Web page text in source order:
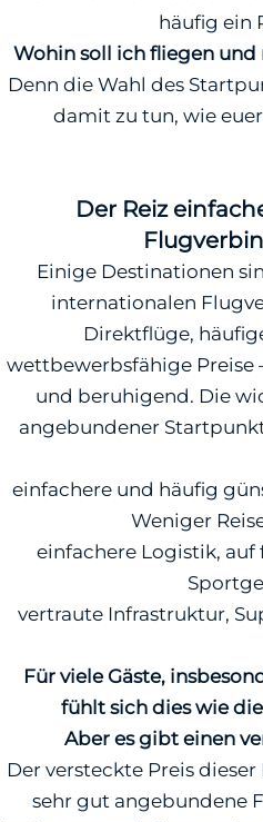
häufig ein
Wohin soll ich fliegen und
Denn die Wahl des
damit zu tun, wie
Der Reiz
Einige Destinationen
internationalen
Direktflüge,
wettbewerbsfähige Preise
und beruhigend. Die
angebundener
einfachere und häufig
Weniger
einfachere Logistik,
vertraute Infrastruktur,
Für viele Gäste,
fühlt sich dies wie die
Aber es gibt einen
Der versteckte Preis
sehr gut angebundene